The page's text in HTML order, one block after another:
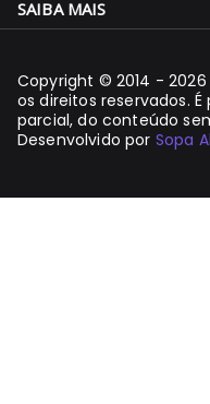
SAIBA MAIS
Copyright © 2014 - 2026
os direitos reservados.
parcial, do conteúdo
Desenvolvido por Sopa